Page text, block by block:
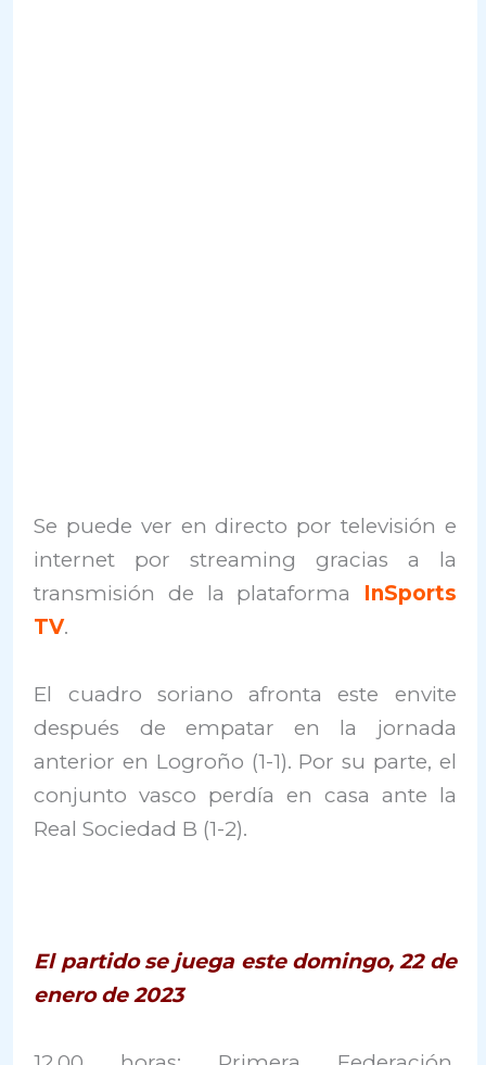
Se puede ver en directo por televisión e
internet por streaming gracias a la
transmisión de la plataforma InSports
TV.
El cuadro soriano afronta este envite
después de empatar en la jornada
anterior en Logroño (1-1). Por su parte, el
conjunto vasco perdía en casa ante la
Real Sociedad B (1-2).
El partido se juega este domingo, 22 de
enero de 2023